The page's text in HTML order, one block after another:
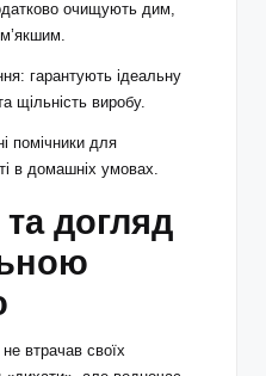
очищують дим,
гарантують ідеальну
щільність виробу.
помічники для
в домашніх умовах.
догляд
втрачав своїх